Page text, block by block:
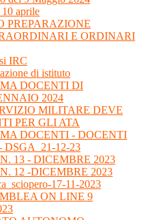
aprile
PREPARAZIONE
E ORDINARI
IRC
di istituto
DOCENTI DI
2024
MILITARE DEVE
PER GLI ATA
DOCENTI - DOCENTI
DSGA_21-12-23
13 - DICEMBRE 2023
12 -DICEMBRE 2023
17-11-2023
ON LINE 9